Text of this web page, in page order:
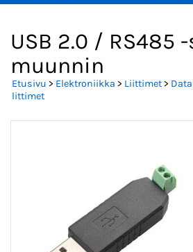
USB 2.0 / RS485
muunnin
Etusivu > Elektroniikka > Liittimet>
littimet